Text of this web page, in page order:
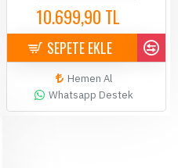
10.699,90 TL
SEPETE EKLE
Hemen Al
Whatsapp Destek